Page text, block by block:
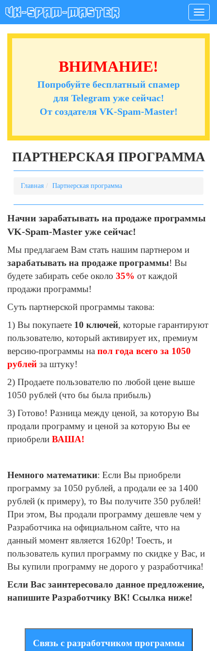
ВНИМАНИЕ!
Попробуйте бесплатный спамер
для Telegram уже сейчас!
От создателя VK-Spam-Master!
ПАРТНЕРСКАЯ ПРОГРАММА
Главная Партнерская программа
Начни зарабатывать на продаже программы
VK-Spam-Master уже сейчас!
Мы предлагаем Вам стать нашим партнером и
зарабатывать на продаже программы! Вы
будете забирать себе около 35% от каждой
продажи программы!
Суть партнерской программы такова:
1) Вы покупаете 10 ключей, которые гарантируют
пользователю, который активирует их, премиум
версию-программы на пол года всего за 1050
рублей за штуку!
2) Продаете пользователю по любой цене выше
1050 рублей (что бы была прибыль)
3) Готово! Разница между ценой, за которую Вы
продали программу и ценой за которую Вы ее
приобрели ВАША!
Немного математики: Если Вы приобрели
программу за 1050 рублей, а продали ее за 1400
рублей (к примеру), то Вы получите 350 рублей!
При этом, Вы продали программу дешевле чем у
Разработчика на официальном сайте, что на
данный момент является 1620р! Тоесть, и
пользователь купил программу по скидке у Вас, и
Вы купили программу не дорого у разработчика!
Если Вас заинтересовало данное предложение,
напишите Разработчику ВК! Ссылка ниже!
Связь с разработчиком программы